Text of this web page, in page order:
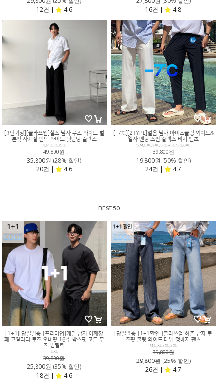
12건 |
4.6
16건 |
4.8
[3단기장][클라쓰업]찰스 남자 루즈 와이드 벌
룬핏 사계절 핀턱 와이드 뒷밴딩 슬랙스
S,M,L,XL,2XL
49,800원
35,800원 (28% 할인)
20건 |
4.6
[-7℃][2TYPE]얼음 남자 아이스쿨링 와이드&
일자 밴딩 스판 슬랙스 바지 팬츠
S,M,L,XL,2XL,3XL,4XL,5XL,6XL
39,800원
19,800원 (50% 할인)
24건 |
4.7
BEST 50
[1+1][당일발송][프리미엄]케딜 남자 어깨깡
패 고퀄리티 루즈 오버핏 16수 박스핏 코튼 무
지 반팔티
L,XL
39,800원
25,800원 (35% 할인)
18건 |
4.6
[당일발송][1+1할인][클라쓰업]하즌 남자 루
즈핏 쿨링 와이드 데님 청바지 팬츠
M,L,XL,2XL,3XL
39,800원
29,800원 (25% 할인)
26건 |
4.7